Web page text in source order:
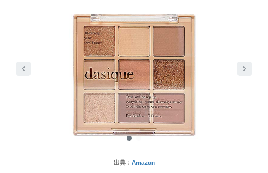
出典： Amazon